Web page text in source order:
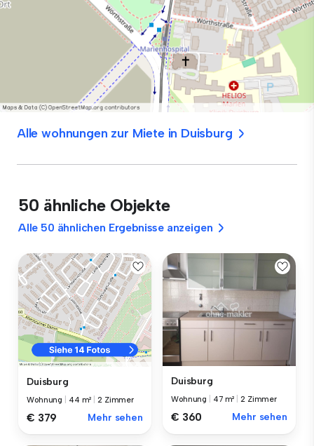
Alle wohnungen zur Miete in Duisburg
50 ähnliche Objekte
Alle 50 ähnlichen Ergebnisse anzeigen
Duisburg
Wohnung 44 m² |2 Zimmer
€ 379 Mehr sehen
Duisburg
Wohnung 47 m² |2 Zimmer
€ 360 Mehr sehen